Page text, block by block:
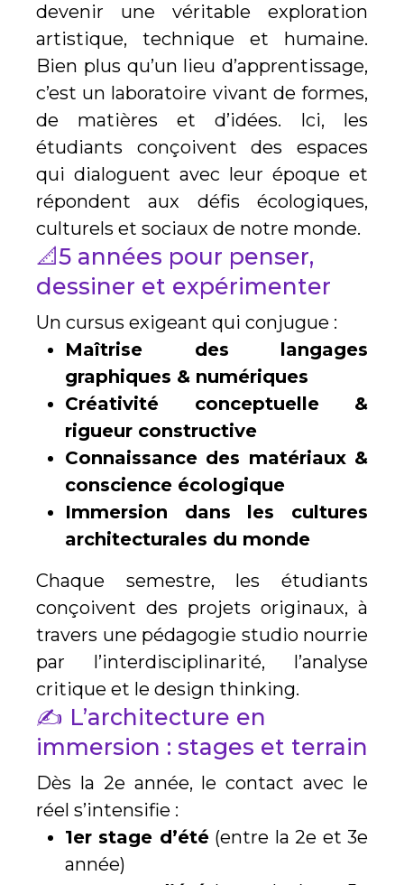
devenir une véritable exploration
artistique, technique et humaine.
Bien plus qu’un lieu d’apprentissage,
c’est un laboratoire vivant de formes,
de matières et d’idées. Ici, les
étudiants conçoivent des espaces
qui dialoguent avec leur époque et
répondent aux défis écologiques,
culturels et sociaux de notre monde.
📐5 années pour penser,
dessiner et expérimenter
Un cursus exigeant qui conjugue :
Maîtrise des langages
graphiques & numériques
Créativité conceptuelle &
rigueur constructive
Connaissance des matériaux &
conscience écologique
Immersion dans les cultures
architecturales du monde
Chaque semestre, les étudiants
conçoivent des projets originaux, à
travers une pédagogie studio nourrie
par l’interdisciplinarité, l’analyse
critique et le design thinking.
✍️ L’architecture en
immersion : stages et terrain
Dès la 2e année, le contact avec le
réel s’intensifie :
1er stage d’été(entre la 2e et 3e
année)